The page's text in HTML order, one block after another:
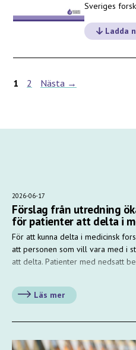
Sveriges
Ladda
1 2 Nästa →
2026-06-17
Förslag från utredning
för patienter att delta i
För att kunna delta i medicinsk
att personen som vill vara med i
att delta. Patienter med nedsatt
Läs mer